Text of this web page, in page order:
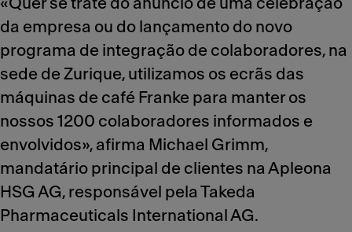
«Quer se trate do anúncio de uma celebração
da empresa ou do lançamento do novo
programa de integração de colaboradores, na
sede de Zurique, utilizamos os ecrãs das
máquinas de café Franke para manter os
nossos 1200 colaboradores informados e
envolvidos», afirma Michael Grimm,
mandatário principal de clientes na Apleona
HSG AG, responsável pela Takeda
Pharmaceuticals International AG.